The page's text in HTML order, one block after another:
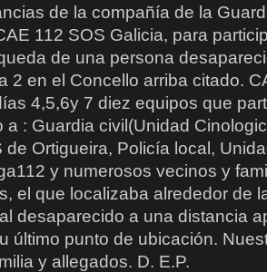
de la compañía de la
112 SOS Galicia, para
de una persona
2 en el Concello arriba citado.
4,5,6y 7 diez equipos que
a : Guardia civil(Unidad
de Ortigueira, Policía local,
y numerosos vecinos y
el que localizaba alrededor de
desaparecido a una distancia
último punto de ubicación.
y allegados. D. E.P.